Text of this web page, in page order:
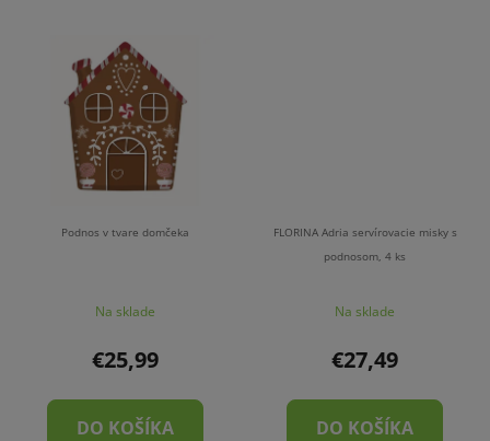
Podnos v tvare domčeka
Na sklade
€25,99
DO KOŠÍKA
FLORINA Adria servírovacie misky s
podnosom, 4 ks
Na sklade
€27,49
DO KOŠÍKA